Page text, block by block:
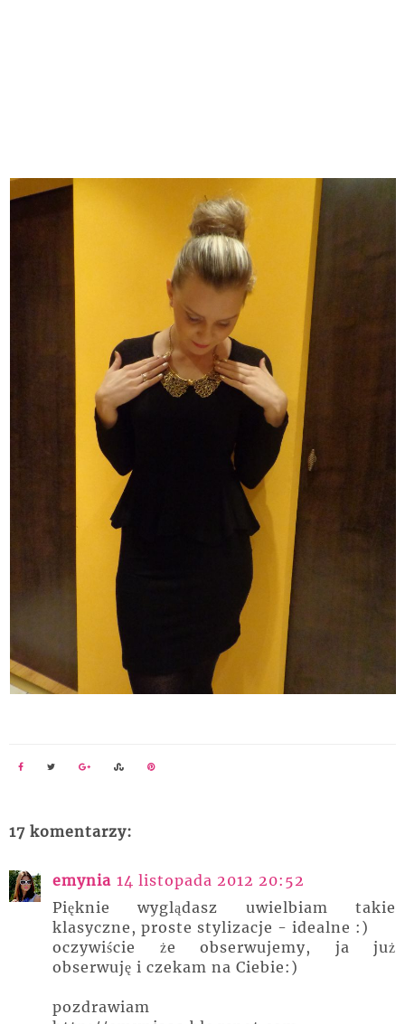
17 komentarzy:
emynia 14 listopada 2012 20:52
Pięknie wyglądasz uwielbiam takie
klasyczne, proste stylizacje - idealne :)
oczywiście że obserwujemy, ja już
obserwuję i czekam na Ciebie:)
pozdrawiam